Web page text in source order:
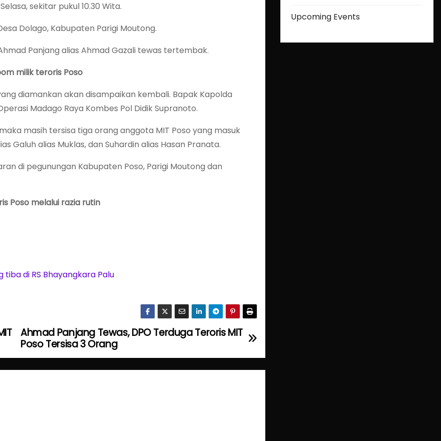
sekitar pukul 10.30 Wita.
Dolago, Kabupaten Parigi Moutong.
Panjang alias Ahmad Gazali tewas tertembak.
milik teroris Poso
diamankan akan disampaikan kembali. Bapak Kapolda
Madago Raya Kombes Pol Didik Supranoto.
masih tersisa tiga orang anggota MIT Poso yang masuk
Galuh alias Muklas, dan Suhardin alias Hasan Pranata.
di pegunungan Kabupaten Poso, Parigi Moutong dan
Poso melalui razia rutin
tiba di RS Bhayangkara Palu
Ahmad Panjang Tewas, DPO Terduga Teroris MIT
Poso Tersisa 3 Orang
Upcoming Events